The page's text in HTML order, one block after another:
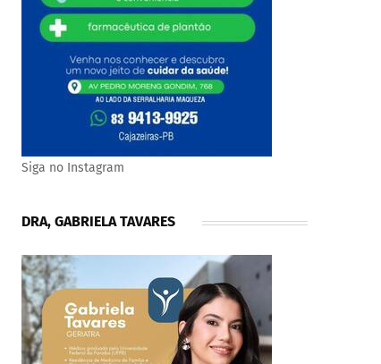
Siga no Instagram
DRA, GABRIELA TAVARES